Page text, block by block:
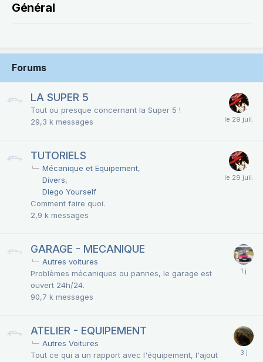
Général
Forums
LA SUPER 5
Tout ou presque concernant la Super 5 !
29,3 k messages
TUTORIELS
Mécanique et Equipement
Divers
DIego Yourself
Comment faire quoi.
2,9 k messages
GARAGE - MECANIQUE
Autres voitures
Problèmes mécaniques ou pannes, le garage est
ouvert 24h/24.
90,7 k messages
ATELIER - EQUIPEMENT
Autres Voitures
Tout ce qui a un rapport avec l'équipement, l'ajout